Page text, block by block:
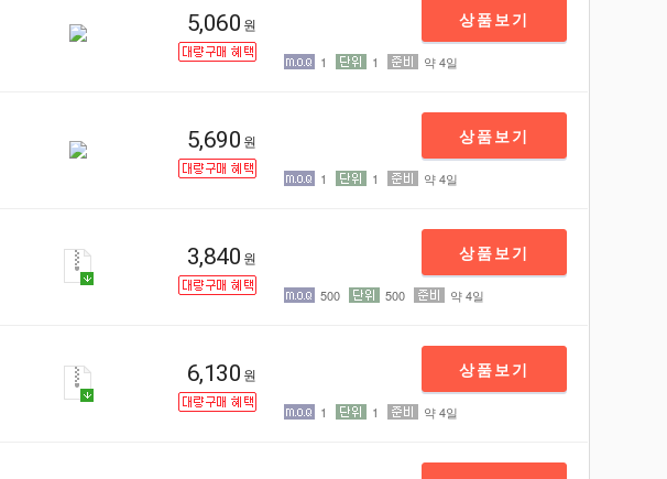
5,060 원 상품보기
1 1 약 4일
5,690 원 상품보기
1 1 약 4일
3,840 원 상품보기
500 500 약 4일
6,130 원 상품보기
1 1 약 4일